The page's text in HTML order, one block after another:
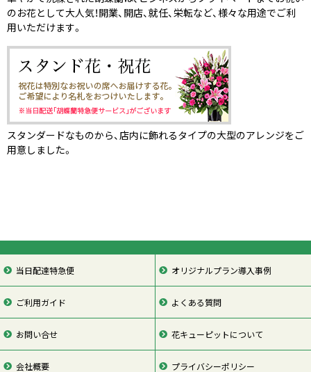
のお花として大人気！開業、開店、就任、栄転など、様々な用途でご利
用いただけます。
スタンダードなものから、店内に飾れるタイプの大型のアレンジをご
用意しました。
当日配達特急便 オリジナルプラン導入事例
ご利用ガイド よくある質問
お問い合せ 花キューピットについて
会社概要 プライバシーポリシー